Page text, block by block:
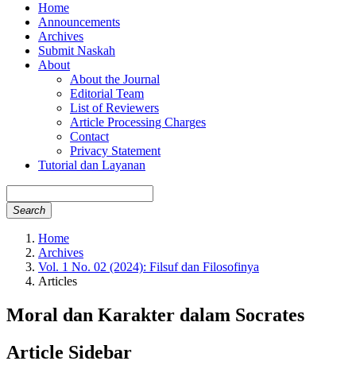
Home
Announcements
Archives
Submit Naskah
About
About the Journal
Editorial Team
List of Reviewers
Article Processing Charges
Contact
Privacy Statement
Tutorial dan Layanan
Search
Home
Archives
Vol. 1 No. 02 (2024): Filsuf dan Filosofinya
Articles
Moral dan Karakter dalam Socrates
Article Sidebar